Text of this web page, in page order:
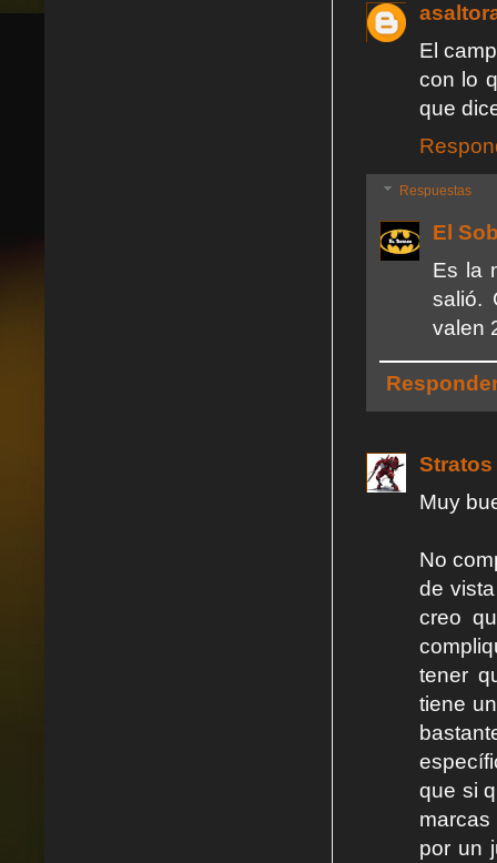
El
con lo
que
Respuestas
El
Es la
salió.
valen
Stratos
Muy
No
de
creo
tener
tiene
que si
por un